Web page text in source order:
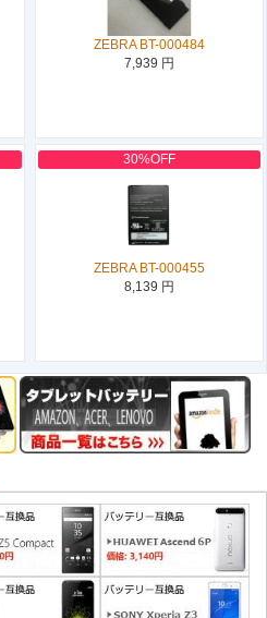
ZEBRA BT-000484
7,939 円
30%OFF
ZEBRA BT-000455
8,139 円